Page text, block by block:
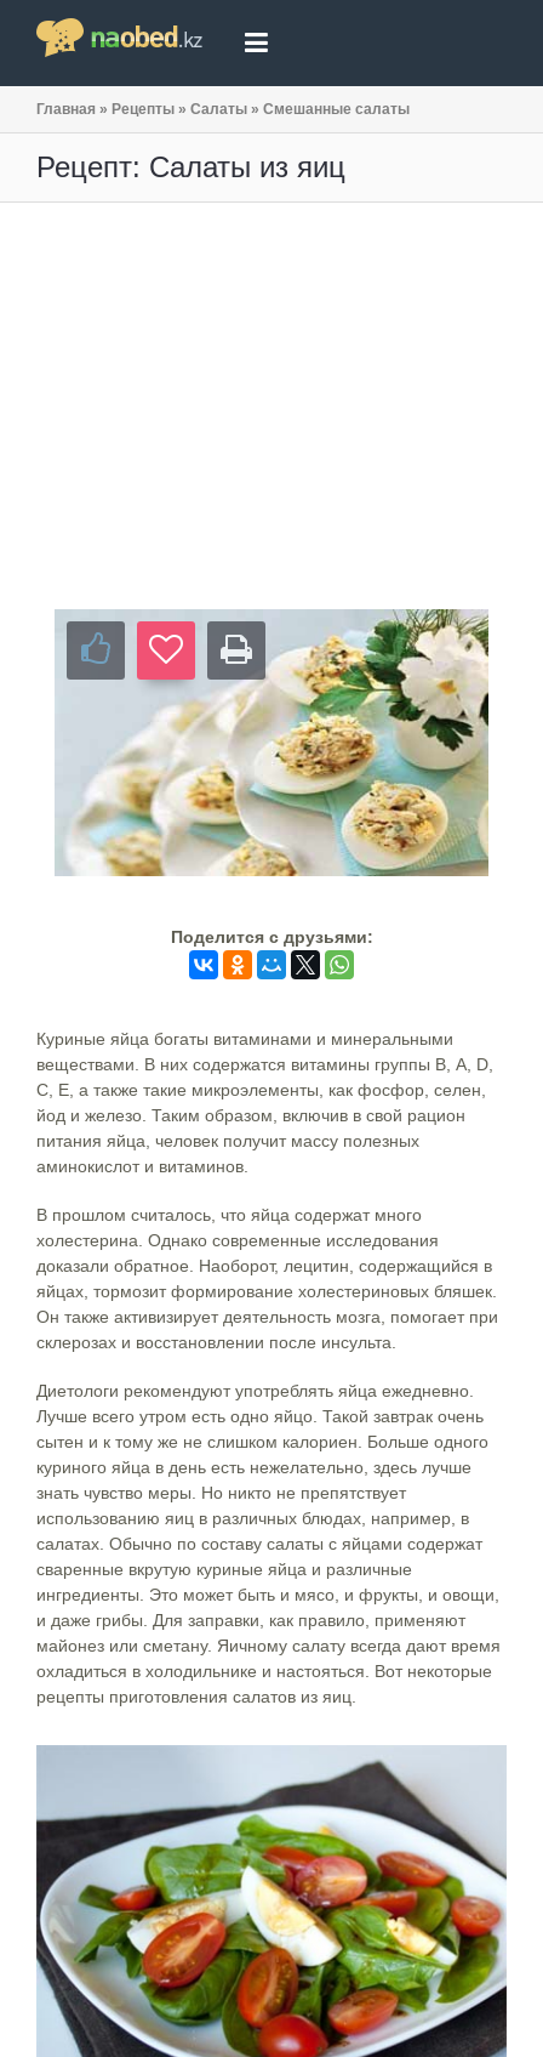
Главная » Рецепты » Салаты » Смешанные салаты
Рецепт: Салаты из яиц
Поделится c друзьями:
Куриные яйца богаты витаминами и минеральными
веществами. В них содержатся витамины группы В, А, D,
С, Е, а также такие микроэлементы, как фосфор, селен,
йод и железо. Таким образом, включив в свой рацион
питания яйца, человек получит массу полезных
аминокислот и витаминов.
В прошлом считалось, что яйца содержат много
холестерина. Однако современные исследования
доказали обратное. Наоборот, лецитин, содержащийся в
яйцах, тормозит формирование холестериновых бляшек.
Он также активизирует деятельность мозга, помогает при
склерозах и восстановлении после инсульта.
Диетологи рекомендуют употреблять яйца ежедневно.
Лучше всего утром есть одно яйцо. Такой завтрак очень
сытен и к тому же не слишком калориен. Больше одного
куриного яйца в день есть нежелательно, здесь лучше
знать чувство меры. Но никто не препятствует
использованию яиц в различных блюдах, например, в
салатах. Обычно по составу салаты с яйцами содержат
сваренные вкрутую куриные яйца и различные
ингредиенты. Это может быть и мясо, и фрукты, и овощи,
и даже грибы. Для заправки, как правило, применяют
майонез или сметану. Яичному салату всегда дают время
охладиться в холодильнике и настояться. Вот некоторые
рецепты приготовления салатов из яиц.